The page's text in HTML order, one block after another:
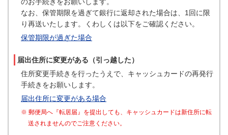
なお、保管期限を過ぎて銀行に返却された場合は、1回に限
り再送いたします。くわしくは以下をご確認ください。
保管期限が過ぎた場合
届出住所に変更がある（引っ越した）
住所変更手続きを行ったうえで、キャッシュカードの再発行
手続きをお願いします。
届出住所に変更がある場合
※ 郵便局へ『転居届』を提出しても、キャッシュカードは新住所に転
送されませんのでご注意ください。